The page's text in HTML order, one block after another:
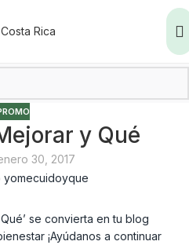
y Qué
30, 2017
se convierta en tu blog
¡Ayúdanos a continuar